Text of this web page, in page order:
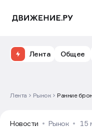
Лента Общее
Лента Рынок
Ранние
Новости Рынок 15